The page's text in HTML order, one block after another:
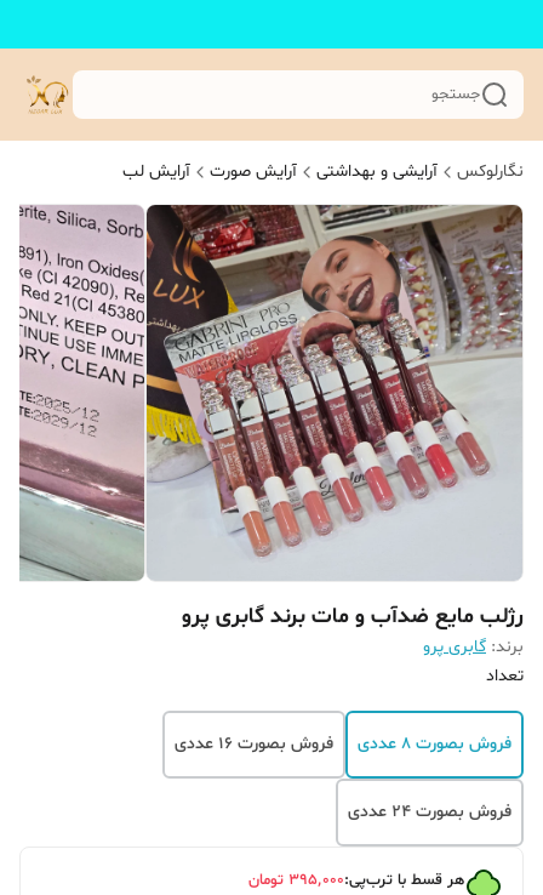
جستجو
نگارلوکس آرایشی و بهداشتی آرایش صورت آرایش لب
رژلب مایع ضدآب و مات برند گابری پرو
برند: گابری پرو
تعداد
فروش بصورت 8 عددی فروش بصورت 16 عددی
فروش بصورت 24 عددی
هر قسط با ترب‌پی:۳۹۵٬۰۰۰ تومان